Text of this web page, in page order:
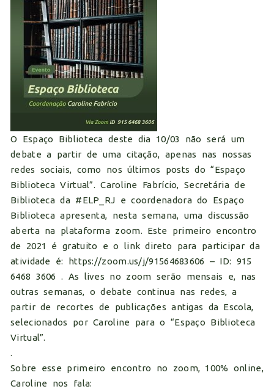
O Espaço Biblioteca deste dia 10/03 não será um
debate a partir de uma citação, apenas nas nossas
redes sociais, como nos últimos posts do “Espaço
Biblioteca Virtual”. Caroline Fabrício, Secretária de
Biblioteca da #ELP_RJ e coordenadora do Espaço
Biblioteca apresenta, nesta semana, uma discussão
aberta na plataforma zoom. Este primeiro encontro
de 2021 é gratuito e o link direto para participar da
atividade é: https://zoom.us/j/91564683606 – ID: 915
6468 3606 . As lives no zoom serão mensais e, nas
outras semanas, o debate continua nas redes, a
partir de recortes de publicações antigas da Escola,
selecionados por Caroline para o “Espaço Biblioteca
Virtual”.
.
Sobre esse primeiro encontro no zoom, 100% online,
Caroline nos fala: